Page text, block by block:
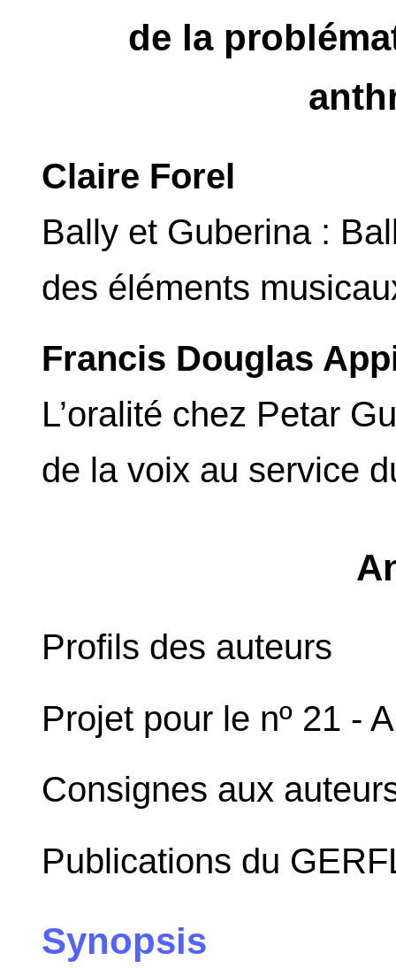
de la
Claire Forel
Bally et Guberina :
des éléments
Francis Douglas
L’oralité chez Petar
de la voix au service
Profils des auteurs
Projet pour le nº 21 -
Consignes aux
Publications du
Synopsis